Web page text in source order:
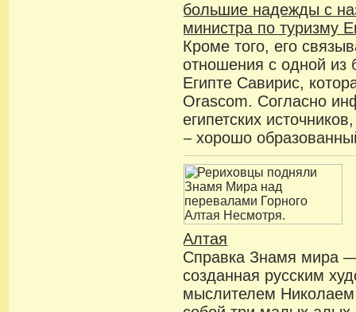
большие надежды с
министра по туризму
Кроме того, его
отношения с одной из
Египте Савирис,
Orascom. Согласно
египетских
– хорошо
Алтая
Справка Знамя мира
созданная русским
мыслителем